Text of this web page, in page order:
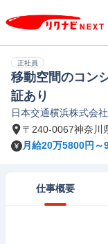
正社員
移動空間のコン
証あり
日本交通横浜株式会社
〒240-0067神奈川
月給20万5800円～
仕事概要